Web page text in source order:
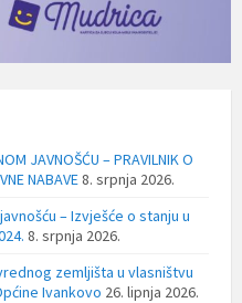
JAVNOŠĆU – PRAVILNIK O
NABAVE8. srpnja 2026.
– Izvješće o stanju u
8. srpnja 2026.
zemljišta u vlasništvu
Ivankovo 26. lipnja 2026.